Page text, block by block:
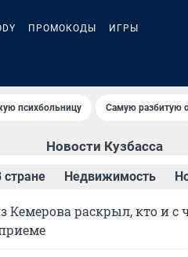
ПРОМОКОДЫ ИГРЫ
психбольницу Самую разбитую
Новости Кузбасса
стране Недвижимость
Кемерова раскрыл, кто и с